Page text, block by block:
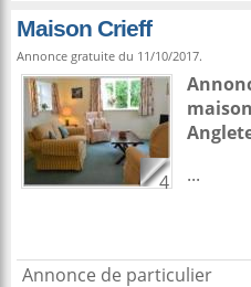
Maison Crieff
Annonce gratuite du 11/10/2017.
4
maison
...
Annonce de particulier